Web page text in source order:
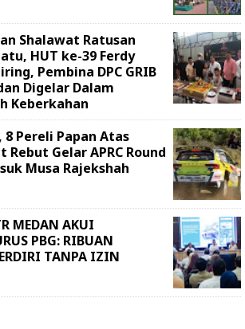
Shalawat Ratusan
HUT ke-39 Ferdy
Pembina DPC GRIB
Digelar Dalam
Keberkahan
Pereli Papan Atas
Rebut Gelar APRC Round
Musa Rajekshah
MEDAN AKUI
PBG: RIBUAN
TANPA IZIN